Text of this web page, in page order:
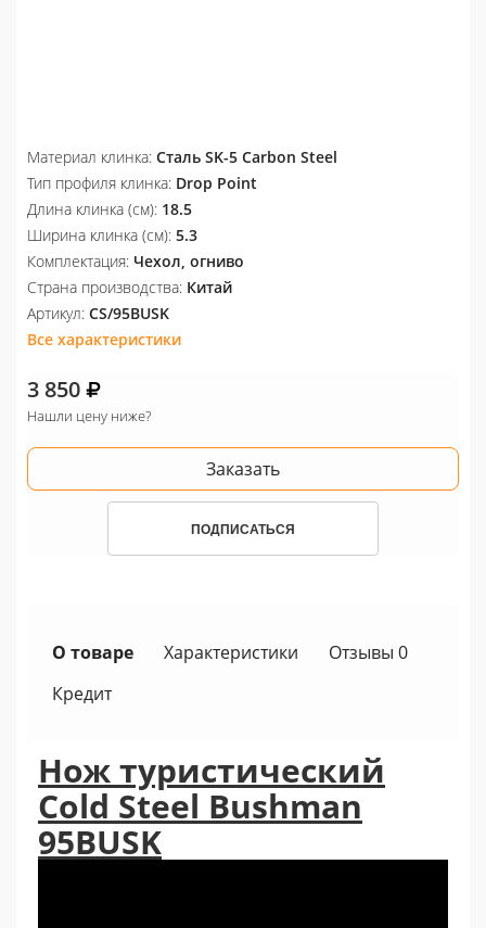
Материал клинка: Сталь SK-5 Carbon Steel
Тип профиля клинка: Drop Point
Длина клинка (см): 18.5
Ширина клинка (см): 5.3
Комплектация: Чехол, огниво
Страна производства: Китай
Артикул: CS/95BUSK
Все характеристики
3 850
Нашли цену ниже?
Заказать
ПОДПИСАТЬСЯ
О товаре Характеристики
Отзывы 0
Кредит
Нож туристический
Cold Steel Bushman
95BUSK